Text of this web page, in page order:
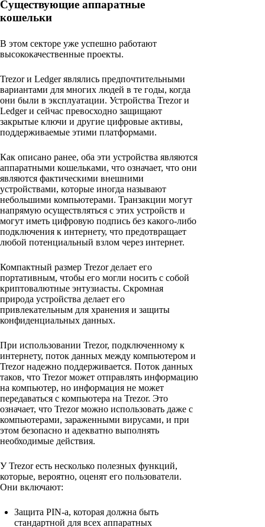
Существующие аппаратные
кошельки
В этом секторе уже успешно работают
высококачественные проекты.
Trezor и Ledger являлись предпочтительными
вариантами для многих людей в те годы, когда
они были в эксплуатации. Устройства Trezor и
Ledger и сейчас превосходно защищают
закрытые ключи и другие цифровые активы,
поддерживаемые этими платформами.
Как описано ранее, оба эти устройства являются
аппаратными кошельками, что означает, что они
являются фактическими внешними
устройствами, которые иногда называют
небольшими компьютерами. Транзакции могут
напрямую осуществляться с этих устройств и
могут иметь цифровую подпись без какого-либо
подключения к интернету, что предотвращает
любой потенциальный взлом через интернет.
Компактный размер Trezor делает его
портативным, чтобы его могли носить с собой
криптовалютные энтузиасты. Скромная
природа устройства делает его
привлекательным для хранения и защиты
конфиденциальных данных.
При использовании Trezor, подключенному к
интернету, поток данных между компьютером и
Trezor надежно поддерживается. Поток данных
таков, что Trezor может отправлять информацию
на компьютер, но информация не может
передаваться с компьютера на Trezor. Это
означает, что Trezor можно использовать даже с
компьютерами, зараженными вирусами, и при
этом безопасно и адекватно выполнять
необходимые действия.
У Trezor есть несколько полезных функций,
которые, вероятно, оценят его пользователи.
Они включают:
Защита PIN-a, которая должна быть
стандартной для всех аппаратных